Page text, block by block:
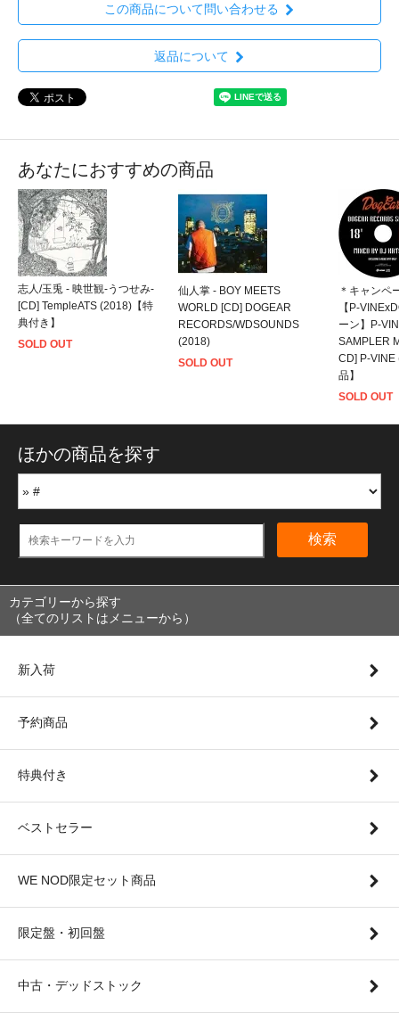
この商品について問い合わせる
返品について
あなたにおすすめの商品
志人/玉兎 - 映世観-うつせみ-
[CD] TempleATS (2018)【特
典付き】
SOLD OUT
仙人掌 - BOY MEETS
WORLD [CD] DOGEAR
RECORDS/WDSOUNDS
(2018)
SOLD OUT
＊キャンペ
【P-
ーン】P-
SAMPLER
CD] P-VINE
品】
SOLD OUT
ほかの商品を探す
検索
カテゴリーから探す
（全てのリストはメニューから）
新入荷
予約商品
特典付き
ベストセラー
WE NOD限定セット商品
限定盤・初回盤
中古・デッドストック